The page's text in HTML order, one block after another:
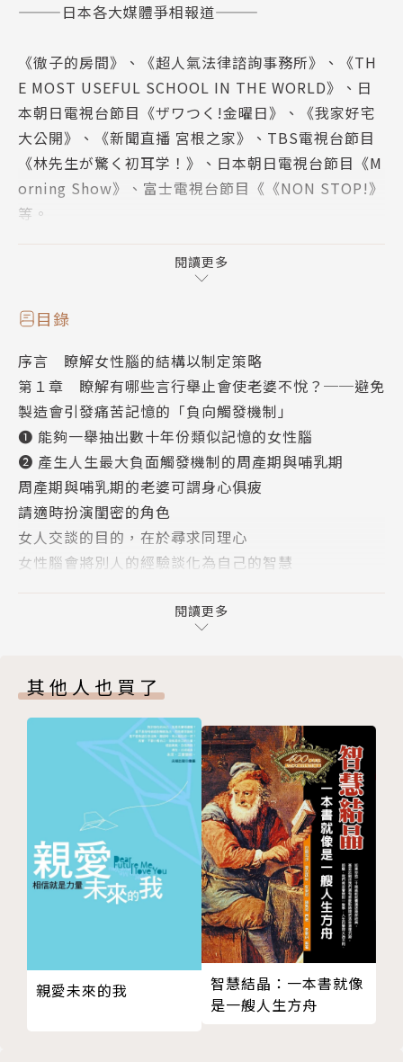
———日本各大媒體爭相報道———
《徹子的房間》、《超人氣法律諮詢事務所》、《TH
E MOST USEFUL SCHOOL IN THE WORLD》、日
本朝日電視台節目《ザワつく!金曜日》、《我家好宅
大公開》、《新聞直播 宮根之家》、TBS電視台節目
《林先生が驚く初耳学！》、日本朝日電視台節目《M
orning Show》、富士電視台節目《《NON STOP!》
等。
———日本各大媒體爭相報道———
“如何和不講理的老婆相處？是你此生最大的專案管
腦科學專家教的——夫婦善哉70年聖經！”
「不合理的情緒」和「相處的苦笑」，
才是生活裡的抑揚頓挫，生命力的泉源，
更是只有兩人才懂的羈絆。
你需要徹底了解女性的腦部構造，擬定策略！
老婆的怒火儘管對老公來說很危險，
事實上，卻是她強烈希望獲得關注的訊息。
最近，覺得「老婆很可怕」的老公越來越多了！
一言以蔽之，就是加倍奉還。
連十年前的舊帳都翻出來給你講；總是在不爽，無緣無
故就爆氣；
老公不斷地被老婆的流彈擊中，漸漸連抗辯的力氣都沒
閱讀更多
目錄
序言 瞭解女性腦的結構以制定策略
第１章 瞭解有哪些言行舉止會使老婆不悅？──避免
製造會引發痛苦記憶的「負向觸發機制」
❶ 能夠一舉抽出數十年份類似記憶的女性腦
❷ 產生人生最大負面觸發機制的周產期與哺乳期
周產期與哺乳期的老婆可謂身心俱疲
請適時扮演閨密的角色
女人交談的目的，在於尋求同理心
女性腦會將別人的經驗談化為自己的智慧
重點在於老公曾對自己感同身受的記憶
❸ 討論時要運用商業簡報的技巧
人為何總會被特質完全相反的人吸引？
意見不同時，要提出有利的部分
❹ 只要袒護老婆，就能消除婆家壓力
婆家壓力的關鍵在老公
媽媽和女兒也會有女人之間的戰爭
女兒的「自我縮減」，是父親的責任
在兒子青春期時，贏回老婆的心
你能成為兒子追隨的「目標」嗎？
❺ 「無名的家務」讓夫妻決裂
無名的家務，逼得老婆走頭無路
老婆想要的是老公的讚美
自行決定一些可達成的任務
失敗在所難免，就裝裝可愛混過去
閱讀更多
其他人也買了
親愛未來的我
智慧結晶：一本書就像
是一艘人生方舟